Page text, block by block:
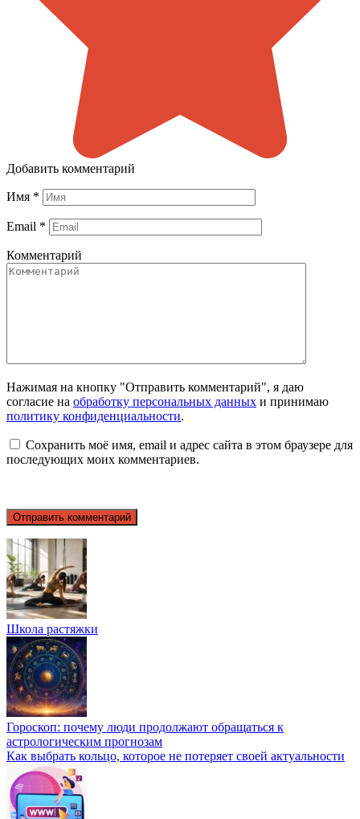
Добавить комментарий
Имя *
Email *
Комментарий
Нажимая на кнопку "Отправить комментарий", я даю
согласие на обработку персональных данных и принимаю
политику конфиденциальности.
Сохранить моё имя, email и адрес сайта в этом браузере для
последующих моих комментариев.
Школа растяжки
Гороскоп: почему люди продолжают обращаться к
астрологическим прогнозам
Как выбрать кольцо, которое не потеряет своей актуальности